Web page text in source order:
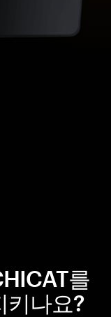
를
키나요?